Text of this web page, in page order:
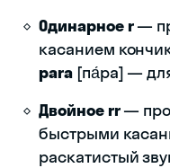
Одинарное r—
касанием
para[па́ра] —
Двойное rr—
быстрыми
раскатистый